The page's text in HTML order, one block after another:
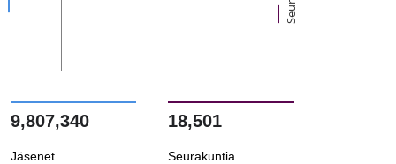
9,807,340
Jäsenet
18,501
Seurakuntia